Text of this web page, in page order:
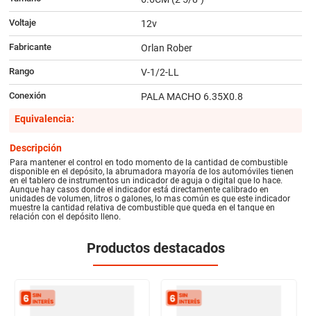
Voltaje 12v
Fabricante Orlan Rober
Rango V-1/2-LL
Conexión
PALA MACHO 6.35X0.8
Equivalencia:
Descripción
Para mantener el control en todo momento de la cantidad de combustible
disponible en el depósito, la abrumadora mayoría de los automóviles tienen
en el tablero de instrumentos un indicador de aguja o digital que lo hace.
Aunque hay casos donde el indicador está directamente calibrado en
unidades de volumen, litros o galones, lo mas común es que este indicador
muestre la cantidad relativa de combustible que queda en el tanque en
relación con el depósito lleno.
Productos destacados